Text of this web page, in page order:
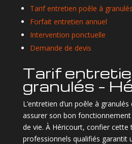
Tarif entretien poêle à
Forfait entretien annuel
Intervention ponctuelle
Demande de devis
Tarif
granulés –
L’entretien d’un poêle à
assurer son bon
de vie. À Héricourt, confier cette
professionnels qualifiés garantit